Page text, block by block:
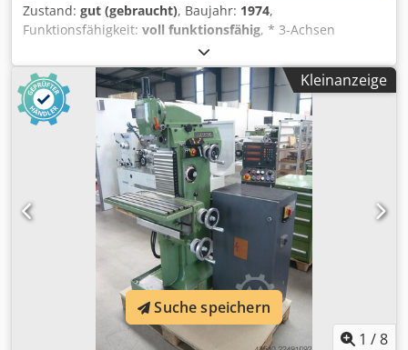
Zustand: gut (gebraucht), Baujahr: 1974,
Funktionsfähigkeit: voll funktionsfähig, * 3-Achsen
Digitalanzeige Fabrikat Heidenhain * Verschiebbarer
Senkrechtfräskopf mit Pinolenverstellung * Zusätzliche
Horizontalspindel * Sicherheitseinrichtung REPAR 2 *
Maschinenleuchte * Schwingfüsse x-Weg 500 mm y-Weg
300 mm z-Weg 380 mm Tischfläche 800 x 420 mm
Tischbelastung 400 kg Werkzeugaufnahme ISO 40
Spindeldrehzahlen 40 - 2000 U/min Vorschübe -
längs/quer/senkrecht 10 - 500 mm/min Eilgang 1500
mm/min Cedpfxezrm Sns Adqjrf Hauptmotor 3 kW
Maschinengewicht ca. 1,3 t Transportabmessungen: Die
Maschine wird mit einer Schwerlastpalette verladen,
Abmessungen 1800 x 1100 x 2100 (Länge x Breite x Höhe)
Kleinanzeige
1 /8
Suche speichern